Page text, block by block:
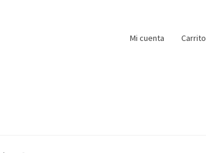
Mi cuenta Carrito